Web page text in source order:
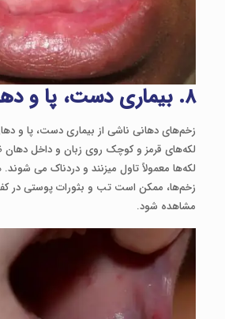
۸.بیماری دست، پا و
زخم‌های دهانی ناشی از بیماری دست، پا و
لکه‌های قرمز و کوچک روی زبان و داخل
لکه‌ها معمولاً تاول میزنند و دردناک می ‌شوند.
زخم‌ها، ممکن است تب و بثورات پوستی در
مشاهده شود.